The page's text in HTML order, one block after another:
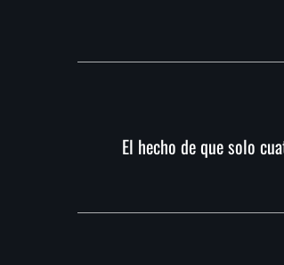
El hecho de que solo